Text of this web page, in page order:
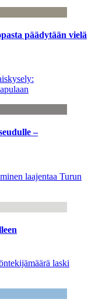
päädytään vielä
–
laajentaa Turun
laski